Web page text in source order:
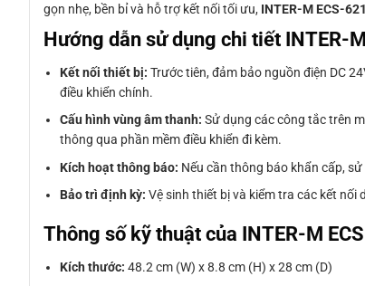
gọn nhẹ, bền bỉ và hỗ trợ kết nối tối ưu, INTER-M ECS-
Hướng dẫn sử dụng chi tiết INTER-
Kết nối thiết bị: Trước tiên, đảm bảo nguồn điện DC
điều khiển chính.
Cấu hình vùng âm thanh: Sử dụng các công tắc trên
thông qua phần mềm điều khiển đi kèm.
Kích hoạt thông báo: Nếu cần thông báo khẩn cấp,
Bảo trì định kỳ: Vệ sinh thiết bị và kiểm tra các kết
Thông số kỹ thuật của INTER-M
Kích thước: 48.2 cm (W) x 8.8 cm (H) x 28 cm (D)